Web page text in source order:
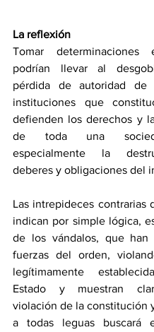
La reflexión
Tomar determinaciones
podrían llevar al
pérdida de autoridad de
instituciones que
defienden los derechos y
de toda una
especialmente la
deberes y obligaciones del
Las intrepideces contrarias
indican por simple lógica,
de los vándalos, que han
fuerzas del orden,
legítimamente
Estado y muestran
violación de la constitución
a todas leguas buscará